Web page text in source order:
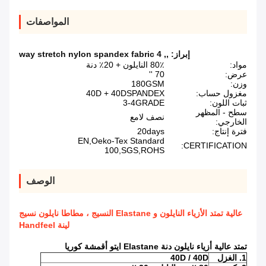
المواصفات
إبراز: ,
,
4 way stretch nylon spandex fabric
مواد:
80٪ النايلون + 20٪ دنة
عرض:
70 ''
وزن:
180GSM
مغزول حساب:
40D + 40DSPANDEX
ثبات اللون:
3-4GRADE
سطح - المظهر
الخارجي:
نصف لامع
فترة إنتاج:
20days
CERTIFICATION:
EN,Oeko-Tex Standard
100,SGS,ROHS
الوصف
عالية تمتد الأزياء النايلون و Elastane النسيج ، مطاطا نايلون نسيج
لينة Handfeel
تمتد عالية أزياء نايلون دنة Elastane ايتو أقمشة كوريا
1. الغزل
40D / 40D